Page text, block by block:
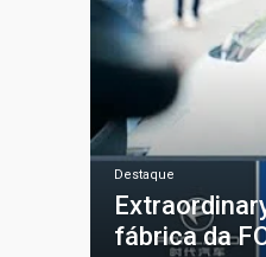
Destaque
fábrica da